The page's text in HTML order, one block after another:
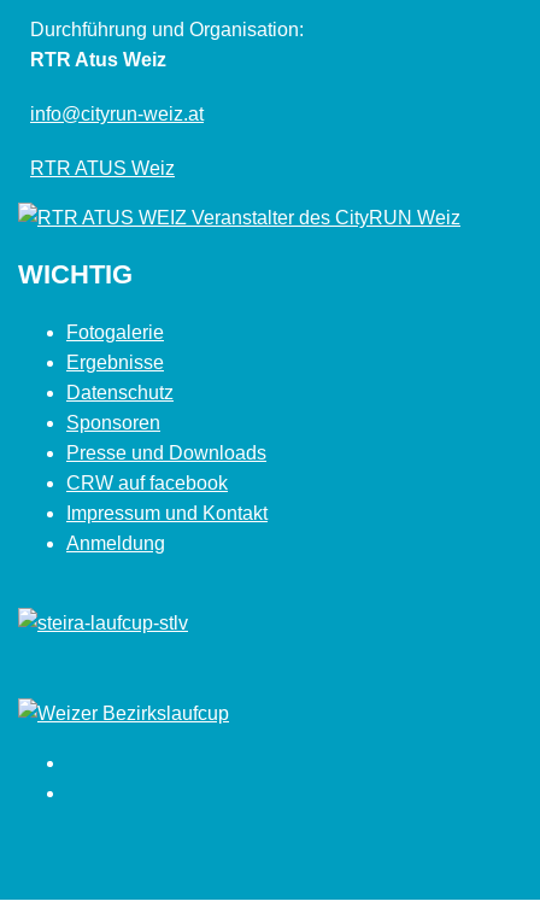
Durchführung und Organisation:
RTR Atus Weiz
info@cityrun-weiz.at
RTR ATUS Weiz
WICHTIG
Fotogalerie
Ergebnisse
Datenschutz
Sponsoren
Presse und Downloads
CRW auf facebook
Impressum und Kontakt
Anmeldung